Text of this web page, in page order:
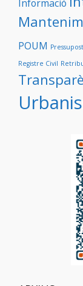
Informació
POUM
Registre Civil